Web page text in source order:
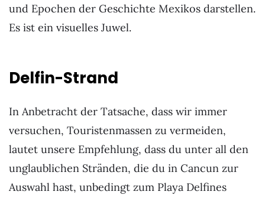
und Epochen der Geschichte Mexikos darstellen.
Es ist ein visuelles Juwel.
Delfin-Strand
In Anbetracht der Tatsache, dass wir immer
versuchen, Touristenmassen zu vermeiden,
lautet unsere Empfehlung, dass du unter all den
unglaublichen Stränden, die du in Cancun zur
Auswahl hast, unbedingt zum Playa Delfines